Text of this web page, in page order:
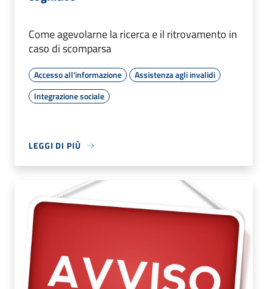
Come agevolarne la ricerca e il ritrovamento in
caso di scomparsa
Accesso all'informazione
Assistenza agli invalidi
Integrazione sociale
LEGGI DI PIÙ